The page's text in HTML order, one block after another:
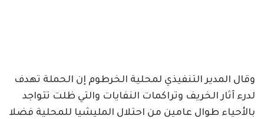
وقال المدير التنفيذي لمحلية الخرطوم إن الحملة تهدف
لدرء آثار الخريف وتراكمات النفايات والتي ظلت تتواجد
بالأحياء طوال عامين من احتلال المليشيا للمحلية فضلا